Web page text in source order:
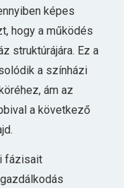
képes
hogy a működés
struktúrájára. Ez a
a színházi
ám az
a következő
fázisait